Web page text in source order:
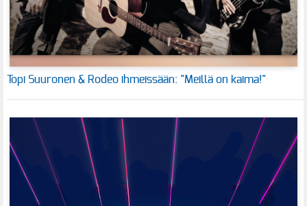
Topi Suuronen & Rodeo ihmeissään: "Meillä on kaima!"